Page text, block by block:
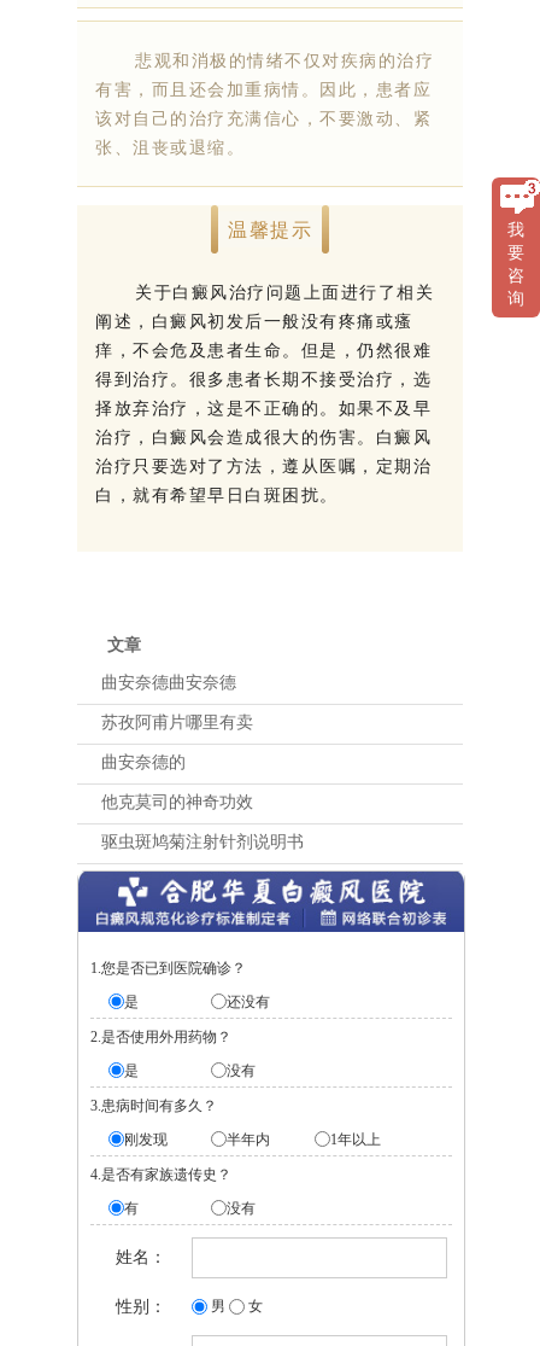
悲观和消极的情绪不仅对疾病的治疗
有害，而且还会加重病情。因此，患者应
该对自己的治疗充满信心，不要激动、紧
张、沮丧或退缩。
温馨提示
关于白癜风治疗问题上面进行了相关
阐述，白癜风初发后一般没有疼痛或瘙
痒，不会危及患者生命。但是，仍然很难
得到治疗。很多患者长期不接受治疗，选
择放弃治疗，这是不正确的。如果不及早
治疗，白癜风会造成很大的伤害。白癜风
治疗只要选对了方法，遵从医嘱，定期治
白，就有希望早日白斑困扰。
文章
曲安奈德曲安奈德
苏孜阿甫片哪里有卖
曲安奈德的
他克莫司的神奇功效
驱虫斑鸠菊注射针剂说明书
1.您是否已到医院确诊？
是
还没有
2.是否使用外用药物？
是
没有
3.患病时间有多久？
刚发现
半年内 1年以上
4.是否有家族遗传史？
有
没有
姓名：
性别： 男 女
我
要
咨
询